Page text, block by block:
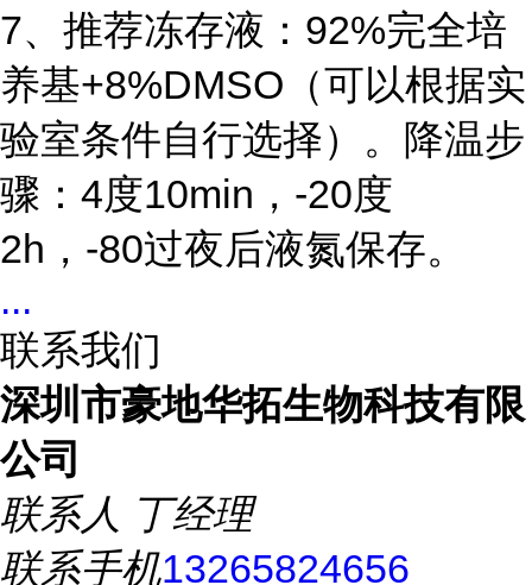
7、推荐冻存液：92%完全培
养基+8%DMSO（可以根据实
验室条件自行选择）。降温步
骤：4度10min，-20度
2h，-80过夜后液氮保存。
...
联系我们
深圳市豪地华拓生物科技有限
公司
联系人 丁经理
联系手机13265824656